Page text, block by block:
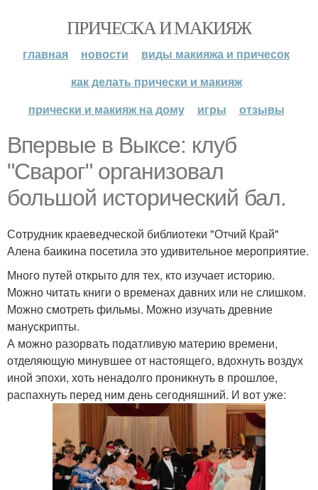
ПРИЧЕСКА И МАКИЯЖ
главная новости
виды макияжа и причесок
как делать прически и макияж
прически и макияж на дому
игры отзывы
Впервые в Выксе: клуб
"Сварог" организовал
большой исторический бал.
Сотрудник краеведческой библиотеки "Отчий Край"
Алена баикина посетила это удивительное мероприятие.
Много путей открыто для тех, кто изучает историю.
Можно читать книги о временах давних или не слишком.
Можно смотреть фильмы. Можно изучать древние
манускрипты.
А можно разорвать податливую материю времени,
отделяющую минувшее от настоящего, вдохнуть воздух
иной эпохи, хоть ненадолго проникнуть в прошлое,
распахнуть перед ним день сегодняшний. И вот уже: